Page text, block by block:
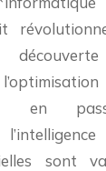
en
sont